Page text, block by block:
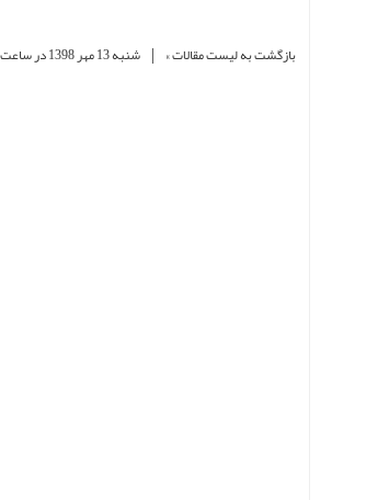
بازگشت به لیست مقالات » | شنبه 13 مهر 1398 در ساعت 10 : 19 دقیقه